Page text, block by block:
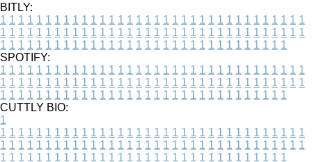
BITLY:
1 1 1 1 1 1 1 1 1 1 1 1 1 1 1 1 1 1 1 1 1 1 1 1 1 1 1 1 1 1 1 1 1 1
1 1 1 1 1 1 1 1 1 1 1 1 1 1 1 1 1 1 1 1 1 1 1 1 1 1 1 1 1 1 1 1 1 1
1 1 1 1 1 1 1 1 1 1 1 1 1 1 1 1 1 1 1 1 1 1 1 1 1 1 1 1 1 1 1 1
SPOTIFY:
1 1 1 1 1 1 1 1 1 1 1 1 1 1 1 1 1 1 1 1 1 1 1 1 1 1 1 1 1 1 1 1 1 1
1 1 1 1 1 1 1 1 1 1 1 1 1 1 1 1 1 1 1 1 1 1 1 1 1 1 1 1 1 1 1 1 1 1
1 1 1 1 1 1 1 1 1 1 1 1 1 1 1 1 1 1 1 1 1 1 1 1 1 1 1 1 1 1 1 1
CUTTLY BIO:
1
1 1 1 1 1 1 1 1 1 1 1 1 1 1 1 1 1 1 1 1 1 1 1 1 1 1 1 1 1 1 1 1 1 1
1 1 1 1 1 1 1 1 1 1 1 1 1 1 1 1 1 1 1 1 1 1 1 1 1 1 1 1 1 1 1 1 1 1
1 1 1 1 1 1 1 1 1 1 1 1 1 1 1 1 1 1 1 1 1 1 1 1 1 1 1 1 1 1 1 1